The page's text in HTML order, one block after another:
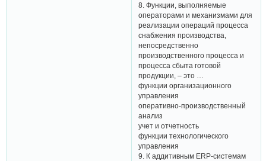
8. Функции, выполняемые
операторами и механизмами для
реализации операций процесса
снабжения производства,
непосредственно
производственного процесса и
процесса сбыта готовой
продукции, – это …
функции организационного
управления
оперативно-производственный
анализ
учет и отчетность
функции технологического
управления
9. К аддитивным ERP-системам